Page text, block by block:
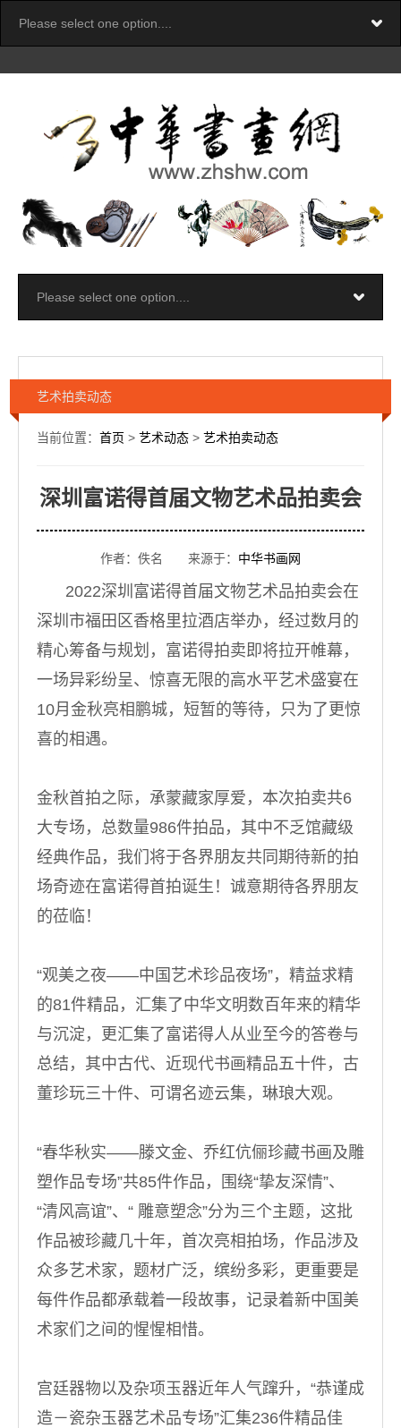
艺术拍卖动态
当前位置： 首页 > 艺术动态 > 艺术拍卖动态
深圳富诺得首届文物艺术品拍卖会
作者：佚名 来源于： 中华书画网
2022深圳富诺得首届文物艺术品拍卖会在
深圳市福田区香格里拉酒店举办，经过数月的
精心筹备与规划，富诺得拍卖即将拉开帷幕，
一场异彩纷呈、惊喜无限的高水平艺术盛宴在
10月金秋亮相鹏城，短暂的等待，只为了更惊
喜的相遇。
金秋首拍之际，承蒙藏家厚爱，本次拍卖共6
大专场，总数量986件拍品，其中不乏馆藏级
经典作品，我们将于各界朋友共同期待新的拍
场奇迹在富诺得首拍诞生！诚意期待各界朋友
的莅临！
“观美之夜——中国艺术珍品夜场”，精益求精
的81件精品，汇集了中华文明数百年来的精华
与沉淀，更汇集了富诺得人从业至今的答卷与
总结，其中古代、近现代书画精品五十件，古
董珍玩三十件、可谓名迹云集，琳琅大观。
“春华秋实——滕文金、乔红伉俪珍藏书画及雕
塑作品专场”共85件作品，围绕“挚友深情”、
“清风高谊”、“ 雕意塑念”分为三个主题，这批
作品被珍藏几十年，首次亮相拍场，作品涉及
众多艺术家，题材广泛，缤纷多彩，更重要是
每件作品都承载着一段故事，记录着新中国美
术家们之间的惺惺相惜。
宫廷器物以及杂项玉器近年人气蹿升，“恭谨成
造－瓷杂玉器艺术品专场”汇集236件精品佳